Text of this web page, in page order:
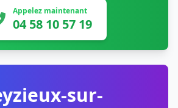
Appelez maintenant
04 58 10 57 19
sur-